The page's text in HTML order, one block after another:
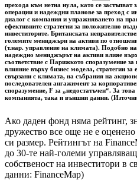
прехода към нетна нула, като се застъпват
операции и надеждни планове за преход с
диалог с компания и упражняването на
ефективните стратегии за положително
инвеститорите. Британската
големите мениджъри на активи по
(т.нар. управление на климата). Подобно
надеждно мениджърът на активи влияе
съответствие с Парижкото споразумение
влияние върху бизнес модела, стратегии
свързани с климата, на събрания на
последователен ангажимент за
споразумение, F за „недостатъчен“. За
компанията, така и външни данни.
Ако даден фонд няма рейтинг,
дружество все още не е
си размер. Рейтингът на
до 30-те най-големи
собственост на инвеститори в
данни: FinanceMap)